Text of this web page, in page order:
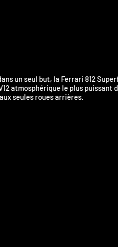
un seul but, la Ferrari 812
atmosphérique le plus puissant
seules roues arrières.